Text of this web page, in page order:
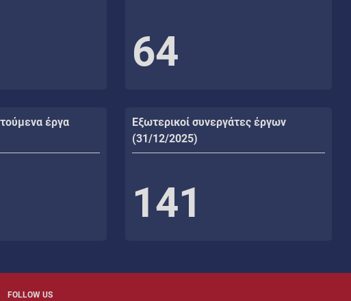
64
έργα
Εξωτερικοί συνεργάτες έργων
(31/12/2025)
141
FOLLOW US